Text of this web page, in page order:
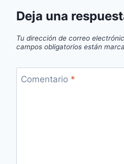
Deja una
Tu dirección de correo
campos obligatorios están
Comentario *